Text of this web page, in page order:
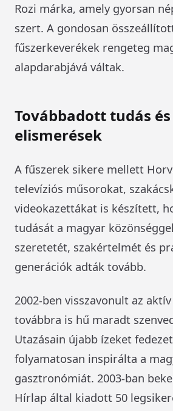
Rozi márka, amely gyorsan
szert. A gondosan
fűszerkeverékek rengeteg
alapdarabjává váltak.
Továbbadott tudás és
elismerések
A fűszerek sikere mellett
televíziós műsorokat,
videokazettákat is készített,
tudását a magyar
szeretetét, szakértelmét és
generációk adták tovább.
2002-ben visszavonult az
továbbra is hű maradt
Utazásain újabb ízeket
folyamatosan inspirálta a
gasztronómiát. 2003-ban
Hírlap által kiadott 50